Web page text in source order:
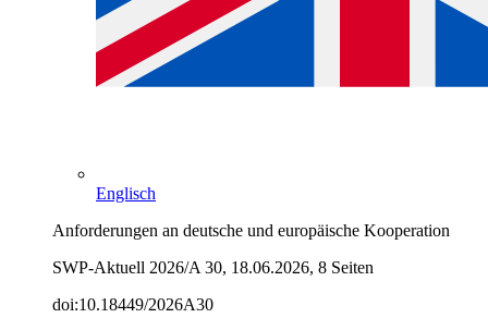
Englisch
Anforderungen an deutsche und europäische Kooperation
SWP-Aktuell 2026/A 30, 18.06.2026, 8 Seiten
doi:10.18449/2026A30